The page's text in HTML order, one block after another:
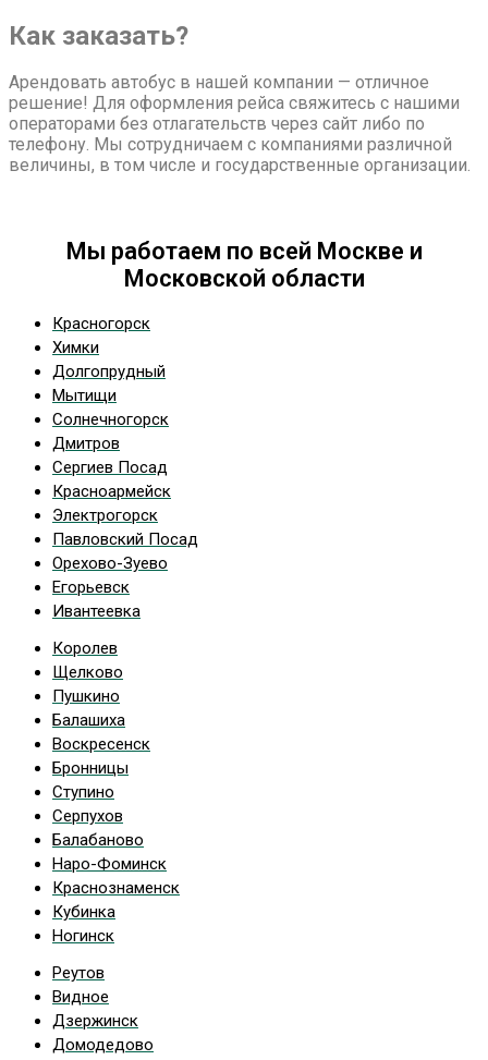
Как заказать?
Арендовать автобус в нашей компании — отличное
решение! Для оформления рейса свяжитесь с нашими
операторами без отлагательств через сайт либо по
телефону. Мы сотрудничаем с компаниями различной
величины, в том числе и государственные организации.
Мы работаем по всей Москве и
Московской области
Красногорск
Химки
Долгопрудный
Мытищи
Солнечногорск
Дмитров
Сергиев Посад
Красноармейск
Электрогорск
Павловский Посад
Орехово-Зуево
Егорьевск
Ивантеевка
Королев
Щелково
Пушкино
Балашиха
Воскресенск
Бронницы
Ступино
Серпухов
Балабаново
Наро-Фоминск
Краснознаменск
Кубинка
Ногинск
Реутов
Видное
Дзержинск
Домодедово